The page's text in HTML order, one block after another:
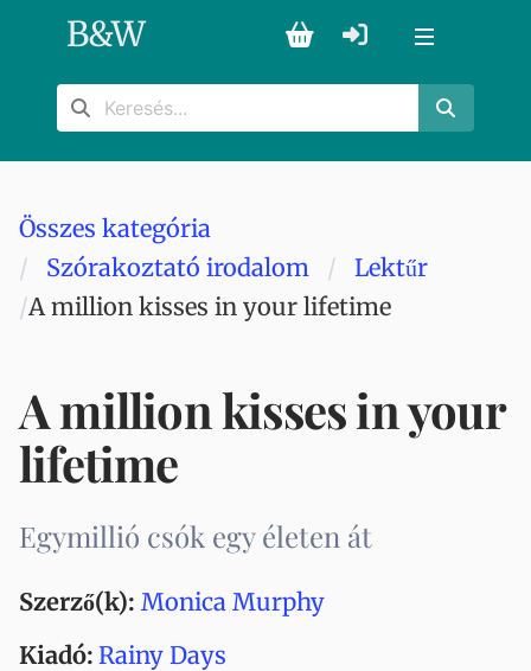
B&W
Összes kategória
Szórakoztató irodalom
Lektűr
A million kisses in your lifetime
A million kisses in your
lifetime
Egymillió csók egy életen át
Szerző(k): Monica Murphy
Kiadó: Rainy Days